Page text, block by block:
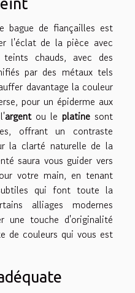
bague de fiançailles est
l'éclat de la pièce avec
chauds, avec des
par des métaux tels
davantage la couleur
pour un épiderme aux
argentou le platinesont
offrant un contraste
la clarté naturelle de la
saura vous guider vers
votre main, en tenant
qui font toute la
alliages modernes
une touche d'originalité
de couleurs qui vous est